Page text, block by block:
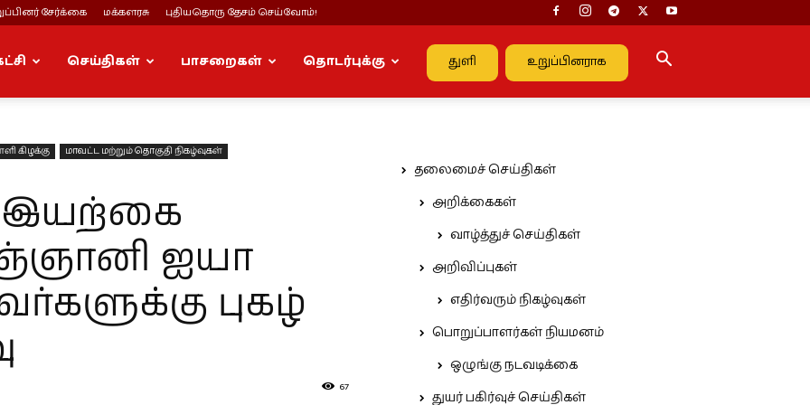
சேர்க்கை மக்களரசு புதியதொரு தேசம் செய்வோம்!
துளி உறுப்பினராக
செய்திகள் பாசறைகள் தொடர்புக்கு
கிழக்கு
மாவட்ட மற்றும் தொகுதி நிகழ்வுகள்
இயற்கை
ஐயா
புகழ்
67
தலைமைச் செய்திகள்
அறிக்கைகள்
வாழ்த்துச் செய்திகள்
அறிவிப்புகள்
எதிர்வரும் நிகழ்வுகள்
பொறுப்பாளர்கள் நியமனம்
ஒழுங்கு நடவடிக்கை
துயர் பகிர்வுச் செய்திகள்